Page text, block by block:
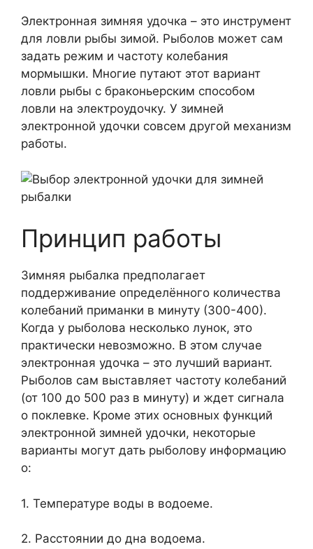
Электронная зимняя удочка – это инструмент
для ловли рыбы зимой. Рыболов может сам
задать режим и частоту колебания
мормышки. Многие путают этот вариант
ловли рыбы с браконьерским способом
ловли на электроудочку. У зимней
электронной удочки совсем другой механизм
работы.
Принцип работы
Зимняя рыбалка предполагает
поддерживание определённого количества
колебаний приманки в минуту (300-400).
Когда у рыболова несколько лунок, это
практически невозможно. В этом случае
электронная удочка – это лучший вариант.
Рыболов сам выставляет частоту колебаний
(от 100 до 500 раз в минуту) и ждет сигнала
о поклевке. Кроме этих основных функций
электронной зимней удочки, некоторые
варианты могут дать рыболову информацию
о:
1. Температуре воды в водоеме.
2. Расстоянии до дна водоема.